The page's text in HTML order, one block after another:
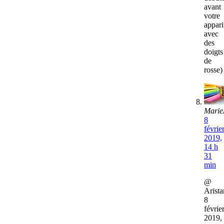
avant
votre
avec
des
doigts
de
rosse)
8
février
2019,
14 h
31
min
@
8
février
2019,